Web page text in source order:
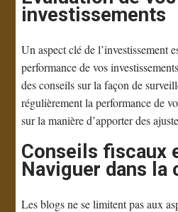
investissements
Un aspect clé de l’investissement
performance de vos
des conseils sur la façon de
régulièrement la performance de
sur la manière d’apporter des
Conseils fiscaux
Naviguer dans la
Les blogs ne se limitent pas aux